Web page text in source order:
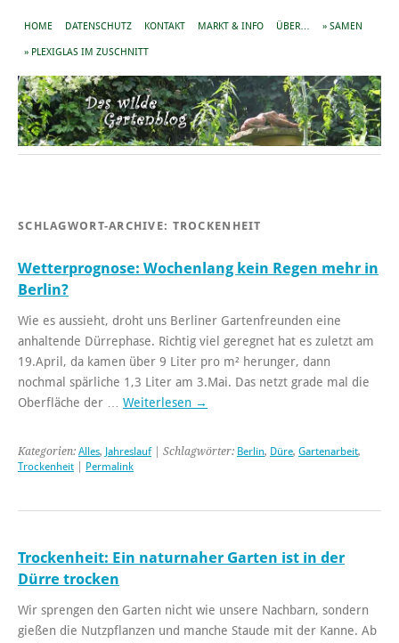
HOME DATENSCHUTZ KONTAKT MARKT & INFO ÜBER… » SAMEN
» PLEXIGLAS IM ZUSCHNITT
SCHLAGWORT-ARCHIVE: TROCKENHEIT
Wetterprognose: Wochenlang kein Regen mehr in
Berlin?
Wie es aussieht, droht uns Berliner Gartenfreunden eine
anhaltende Dürrephase. Richtig viel geregnet hat es zuletzt am
19.April, da kamen über 9 Liter pro m² herunger, dann
nochmal spärliche 1,3 Liter am 3.Mai. Das netzt grade mal die
Oberfläche der … Weiterlesen →
Kategorien: Alles, Jahreslauf| Schlagwörter: Berlin, Düre, Gartenarbeit,
Trockenheit
Permalink
Trockenheit: Ein naturnaher Garten ist in der
Dürre trocken
Wir sprengen den Garten nicht wie unsere Nachbarn, sondern
gießen die Nutzpflanzen und manche Staude mit der Kanne. Ab